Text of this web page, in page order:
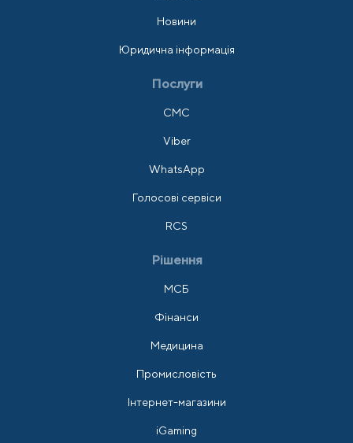
Новини
Юридична інформація
Послуги
СМС
Viber
WhatsApp
Голосові сервіси
RCS
Рішення
МСБ
Фінанси
Медицина
Промисловість
Інтернет-магазини
iGaming